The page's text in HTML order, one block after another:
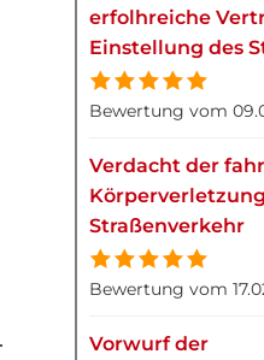
erfolhreiche
Einstellung des
Bewertung vom
Verdacht der
Straßenverkehr
Bewertung vom
Vorwurf der